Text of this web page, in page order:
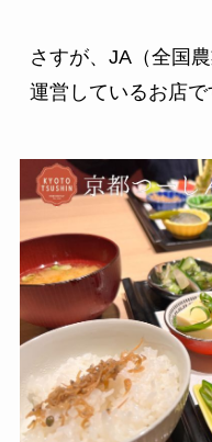
さすが、JA（全国
運営しているお店で